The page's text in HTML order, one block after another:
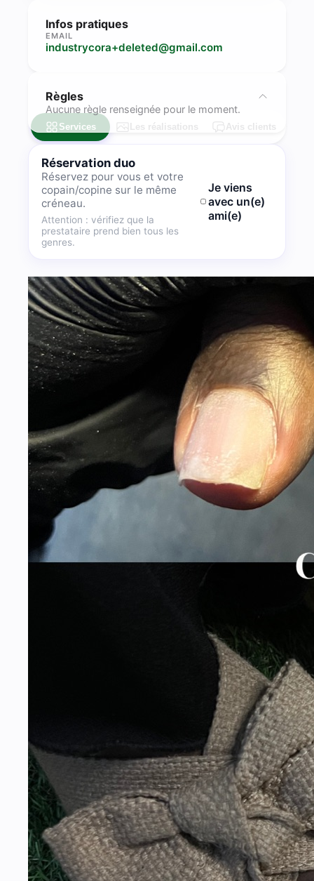
Infos pratiques
EMAIL
industrycora+deleted@gmail.com
Règles
Aucune règle renseignée pour le moment.
Services Les réalisations Avis clients
Réservation duo
Réservez pour vous et votre
copain/copine sur le même
créneau.
Attention : vérifiez que la
prestataire prend bien tous les
genres.
Je viens
avec un(e)
ami(e)